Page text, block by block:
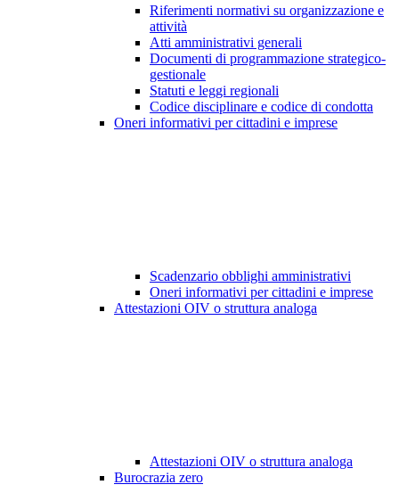
Riferimenti normativi su organizzazione e
attività
Atti amministrativi generali
Documenti di programmazione strategico-
gestionale
Statuti e leggi regionali
Codice disciplinare e codice di condotta
Oneri informativi per cittadini e imprese
Scadenzario obblighi amministrativi
Oneri informativi per cittadini e imprese
Attestazioni OIV o struttura analoga
Attestazioni OIV o struttura analoga
Burocrazia zero